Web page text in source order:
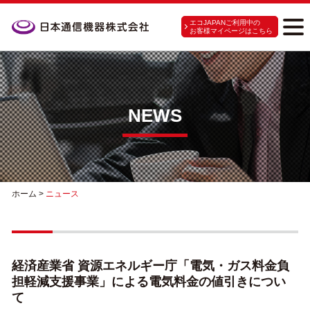
エコJAPANご利用中の
お客様マイページはこちら
NEWS
ホーム > ニュース
経済産業省 資源エネルギー庁「電気・ガス料金負
担軽減支援事業」による電気料金の値引きについ
て